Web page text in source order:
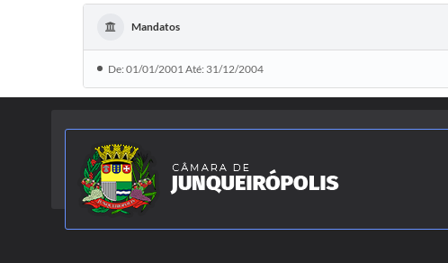
Mandatos
De: 01/01/2001 Até: 31/12/2004